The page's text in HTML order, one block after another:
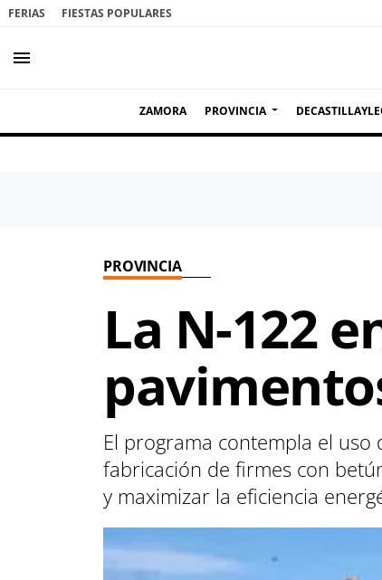
FERIAS FIESTAS POPULARES
menu
ZAMORA PROVINCIA
PROVINCIA
La N-122
El programa contempla el uso
fabricación de firmes con
y maximizar la eficiencia